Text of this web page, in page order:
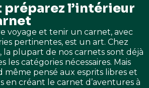
préparez l’intérieur
voyage et tenir un carnet, avec
pertinentes, est un art. Chez
la plupart de nos carnets sont déjà
les catégories nécessaires. Mais
même pensé aux esprits libres et
en créant le carnet d’aventures à